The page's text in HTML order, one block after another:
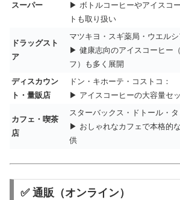
スーパー
▶ ボトルコーヒーやアイスコ
トも取り扱い
ドラッグスト
ア
マツキヨ・スギ薬局・ウエルシ
▶ 健康志向のアイスコーヒー
フ）も多く展開
ディスカウン
ト・量販店
ドン・キホーテ・コストコ：
▶ アイスコーヒーの大容量セ
カフェ・喫茶
店
スターバックス・ドトール・タ
▶ おしゃれなカフェで本格的
供
✅ 通販（オンライン）